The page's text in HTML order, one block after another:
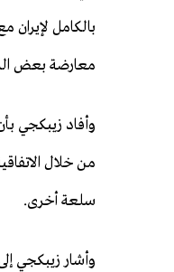
بالكامل
معارضة بعض
سلعة أخرى.
وأشار زيبكجي